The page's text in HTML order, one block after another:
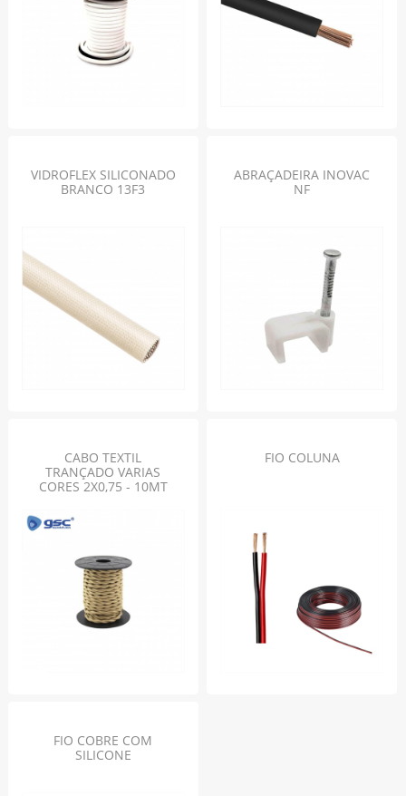
VIDROFLEX SILICONADO
BRANCO 13F3
ABRAÇADEIRA INOVAC
NF
CABO TEXTIL
TRANÇADO VARIAS
CORES 2X0,75 - 10MT
FIO COLUNA
FIO COBRE COM
SILICONE